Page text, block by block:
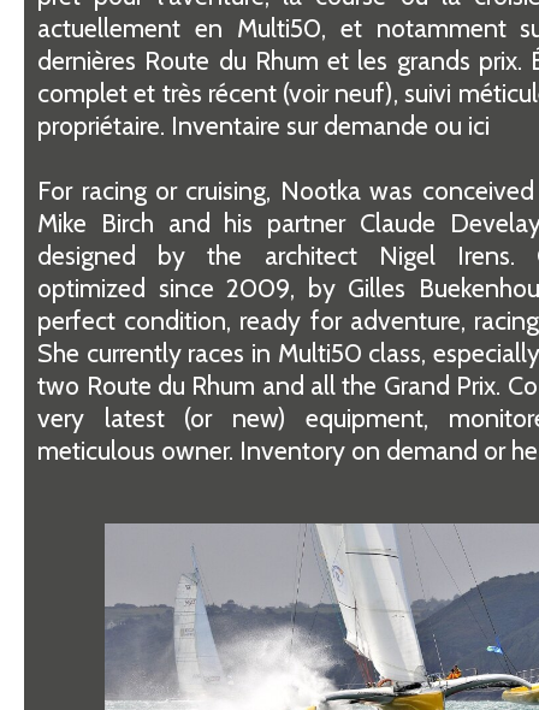
actuellement en Multi50, et notamment
dernières Route du Rhum et les grands prix.
complet et très récent (voir neuf), suivi
propriétaire. Inventaire sur demande ou ici
For racing or cruising, Nootka was
Mike Birch and his partner Claude
designed by the architect Nigel Irens.
optimized since 2009, by Gilles
perfect condition, ready for adventure,
She currently races in Multi50 class,
two Route du Rhum and all the Grand Prix.
very latest (or new) equipment,
meticulous owner. Inventory on demand or